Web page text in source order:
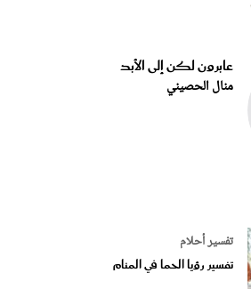
عابرون لكن إلى الأبد
منال الحصيني
تفسير أحلام
تفسير رؤيا الحما في المنام